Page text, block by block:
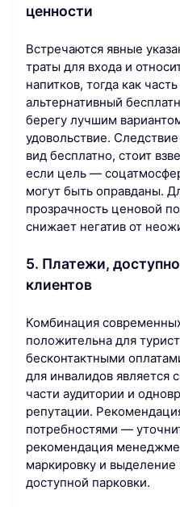
ценности
Встречаются явные
траты для входа и
напитков, тогда как
альтернативный
берегу лучшим
удовольствие.
вид бесплатно, стоит
если цель —
могут быть оправданы.
прозрачность ценовой
снижает негатив от
5. Платежи,
клиентов
Комбинация
положительна для
бесконтактными
для инвалидов
части аудитории и
репутации.
потребностями —
рекомендация
маркировку и
доступной парковки.